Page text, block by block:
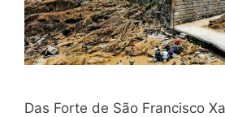
Das Forte de São Francisco